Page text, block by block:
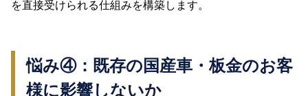
を直接受けられる仕組みを構築します。
悩み④：既存の国産車・板金のお客
様に影響しないか